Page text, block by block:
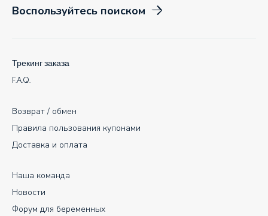
Воспользуйтесь поиском
Наша команда
Новости
Форум для беременных
Возврат / обмен
Правила пользования купонами
Доставка и оплата
Трекинг заказа
F.A.Q.